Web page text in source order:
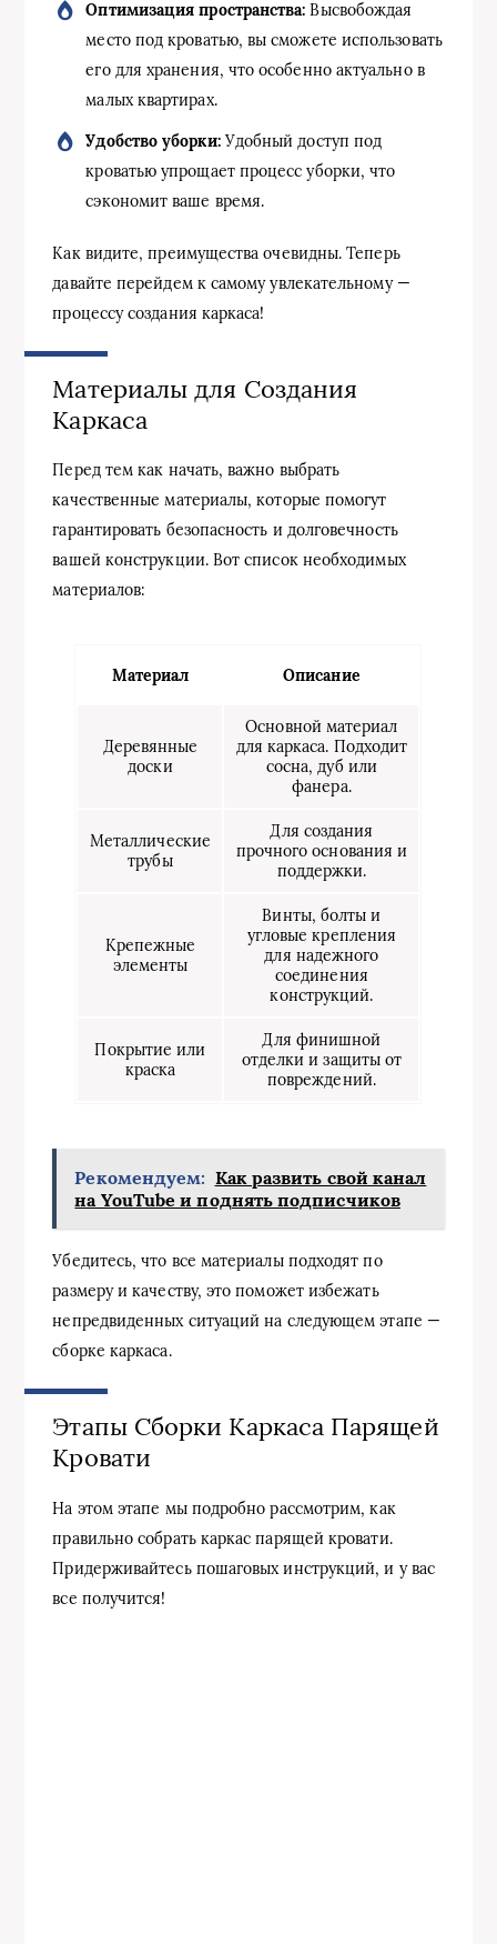
Оптимизация пространства: Высвобождая
место под кроватью, вы сможете использовать
его для хранения, что особенно актуально в
малых квартирах.
Удобство уборки:Удобный доступ под
кроватью упрощает процесс уборки, что
сэкономит ваше время.
Как видите, преимущества очевидны. Теперь
давайте перейдем к самому увлекательному —
процессу создания каркаса!
Материалы для Создания
Каркаса
Перед тем как начать, важно выбрать
качественные материалы, которые помогут
гарантировать безопасность и долговечность
вашей конструкции. Вот список необходимых
материалов:
Материал Описание
Деревянные
доски
Основной материал
для каркаса. Подходит
сосна, дуб или
фанера.
Металлические
трубы
Для создания
прочного основания и
поддержки.
Крепежные
элементы
Винты, болты и
угловые крепления
для надежного
соединения
конструкций.
Покрытие или
краска
Для финишной
отделки и защиты от
повреждений.
Рекомендуем: Как развить свой канал
на YouTube и поднять подписчиков
Убедитесь, что все материалы подходят по
размеру и качеству, это поможет избежать
непредвиденных ситуаций на следующем этапе —
сборке каркаса.
Этапы Сборки Каркаса Парящей
Кровати
На этом этапе мы подробно рассмотрим, как
правильно собрать каркас парящей кровати.
Придерживайтесь пошаговых инструкций, и у вас
все получится!